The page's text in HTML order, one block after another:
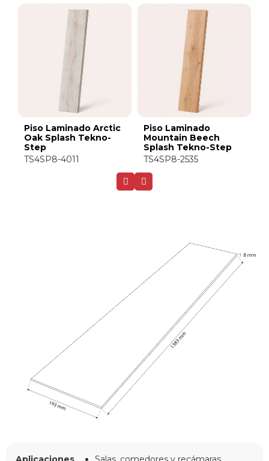
Piso Laminado
Mountain Beech
Splash Tekno-Step
TS4SP8-2535
Piso Laminado
Australian Walnut
Splash Tekno-Step
TS4SP8-7503